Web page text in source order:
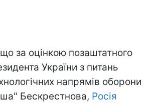
за оцінкою позаштатного
України з питань
напрямів оборони
Бескрестнова, Росія